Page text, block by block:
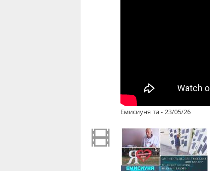
Емисиуня та - 23/05/26